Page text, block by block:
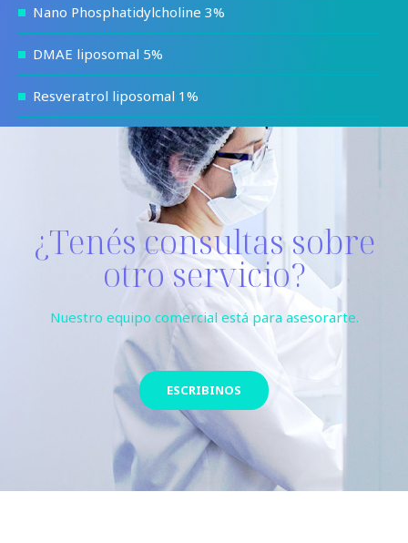
Nano Phosphatidylcholine 3%
DMAE liposomal 5%
Resveratrol liposomal 1%
¿Tenés consultas sobre
otro servicio?
Nuestro equipo comercial está para asesorarte.
ESCRIBINOS